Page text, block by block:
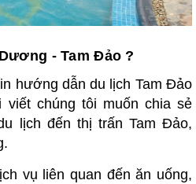
- Tam Đảo ?
hướng dẫn du lịch Tam Đảo
chúng tôi muốn chia sẻ
lịch đến thị trấn Tam Đảo,
vụ liên quan đến ăn uống,